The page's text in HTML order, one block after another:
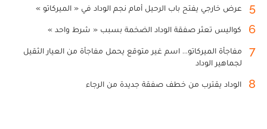
5 عرض خارجي يفتح باب الرحيل أمام نجم الوداد في « الميركاتو »
6 كواليس تعثر صفقة الوداد الضخمة بسبب « شرط واحد »
7
مفاجأة الميركاتو... اسم غير متوقع يحمل مفاجأة من العيار الثقيل
لجماهير الوداد
8 الوداد يقترب من خطف صفقة جديدة من الرجاء